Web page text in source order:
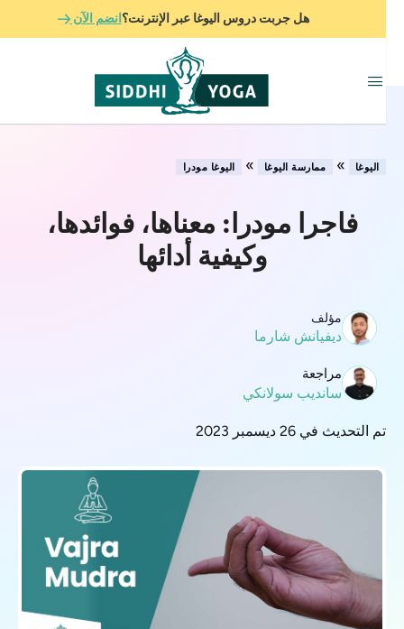
هل جربت دروس اليوغا عبر الإنترنت؟انضم الآن
اليوغا » ممارسة اليوغا » اليوغا مودرا
فاجرا مودرا: معناها، فوائدها،
وكيفية أدائها
مؤلف
ديفيانش شارما
مراجعة
سانديب سولانكي
تم التحديث في 26 ديسمبر 2023